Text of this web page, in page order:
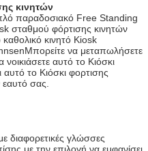
γλωσσών
διεπαφής χρήστη
κινητών Winnsen φιλικό
σύστημα υπολογιστών,
σώμα, στέκεται με
το χρώμα μπορεί να
κινητών
παραδοσιακό Free Standing
σταθμού φόρτισης κινητών
κινητό Kiosk
να μεταπωλήσετε
αυτό το Κιόσκι
αυτό το Κιόσκι φορτισης
σας.
διαφορετικές γλώσσες